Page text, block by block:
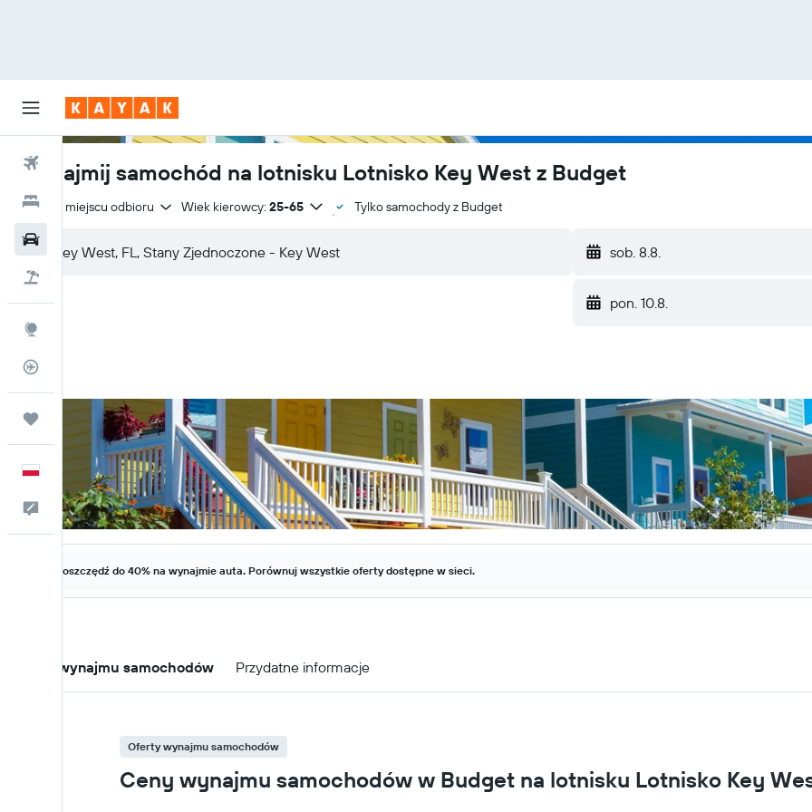
Loty
Hotele
Trips
Polski
Kontakt
Wynajmij samochód na lotnisku Lotnisko Key West z Budget
Zwrot w miejscu odbioru Wiek kierowcy: 25-65 Tylko samochody z Budget
sob. 8.8.
pon. 10.8.
Zaoszczędź do 40% na wynajmie auta. Porównuj wszystkie oferty dostępne w sieci.
Oferty wynajmu samochodów Przydatne informacje
Oferty wynajmu samochodów
Ceny wynajmu samochodów w Budget na lotnisku Lotnisko Key